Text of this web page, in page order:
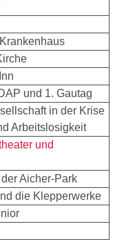
und 1. Gautag
in der Krise
Arbeitslosigkeit
und
Aicher-Park
die Klepperwerke